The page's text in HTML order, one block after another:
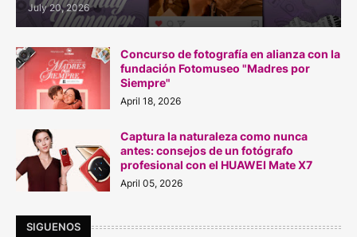
July 20, 2026
Concurso de fotografía en alianza con la
fundación Fotomuseo "Madres por
Siempre"
April 18, 2026
Captura la naturaleza como nunca
antes: consejos de un fotógrafo
profesional con el HUAWEI Mate X7
April 05, 2026
SIGUENOS